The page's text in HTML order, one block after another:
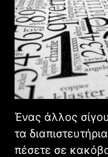
Ένας άλλος
τα
πέσετε σε